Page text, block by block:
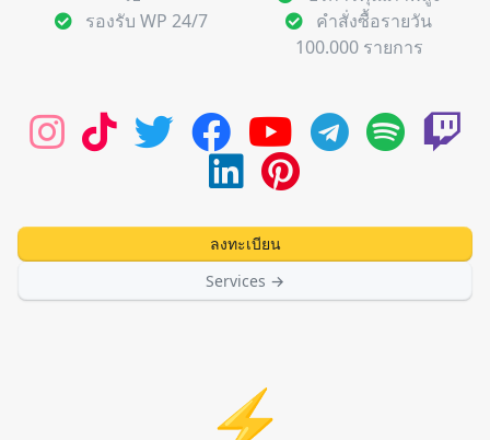
รองรับ WP 24/7
คำสั่งซื้อรายวัน
100.000 รายการ
ลงทะเบียน
Services →
⚡